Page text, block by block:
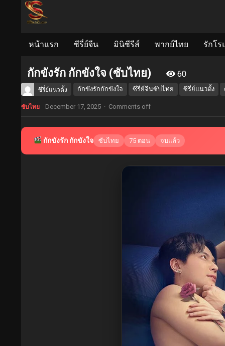
หน้าแรก ซีรี่ย์จีน มินิซีรีส์ พากย์ไทย รักโ
กักขังรัก กักขังใจ (ซับไทย) 60
ซีรี่ย์แนวตั้ง กักขังรักกักขังใจ ซีรี่ย์จีนซับไทย ซีรี่ย์แนวตั้ง
ซับไทย December 17, 2025 · Comments off
กักขังรัก กักขังใจ ซับไทย 75 ตอน จบแล้ว